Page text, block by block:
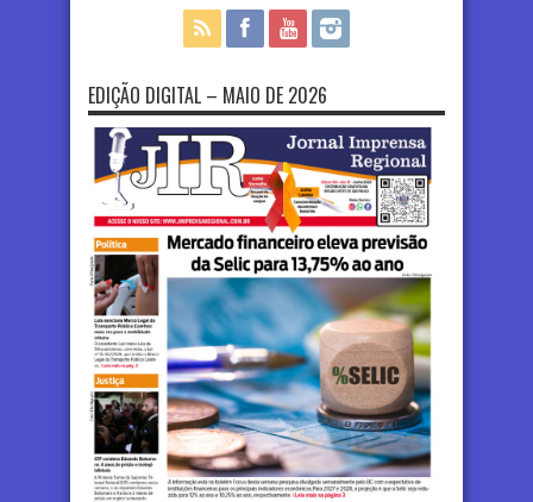
EDIÇÃO DIGITAL – MAIO DE 2026